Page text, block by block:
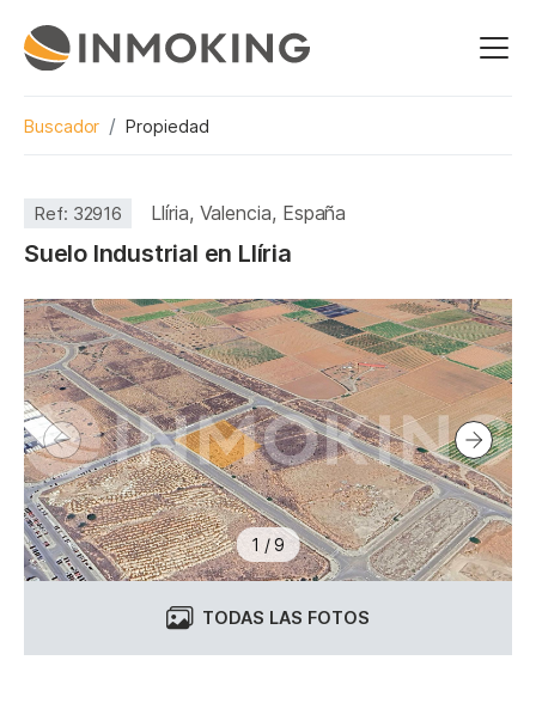
Buscador Propiedad
Ref: 32916 Llíria, Valencia, España
Suelo Industrial en Llíria
1 /9
TODAS LAS FOTOS